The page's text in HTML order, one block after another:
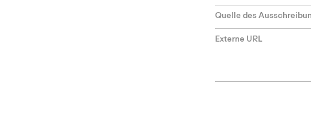
Quelle des
Externe URL